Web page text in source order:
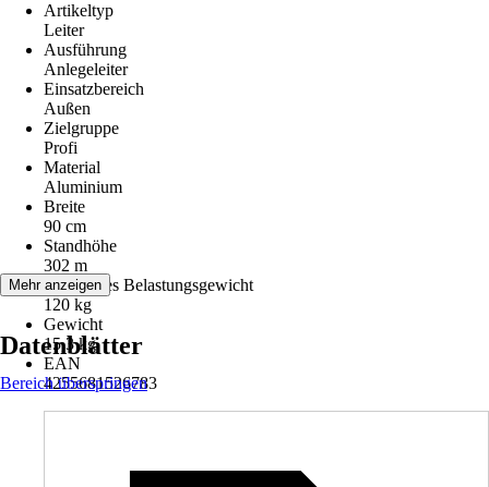
Artikeltyp
Leiter
Ausführung
Anlegeleiter
Einsatzbereich
Außen
Zielgruppe
Profi
Material
Aluminium
Breite
90 cm
Standhöhe
302 m
Maximales Belastungsgewicht
120 kg
Gewicht
15,3 kg
EAN
4255681526783
Mehr anzeigen
Datenblätter
Bereich überspringen